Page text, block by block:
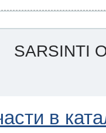
SARSINTI
в